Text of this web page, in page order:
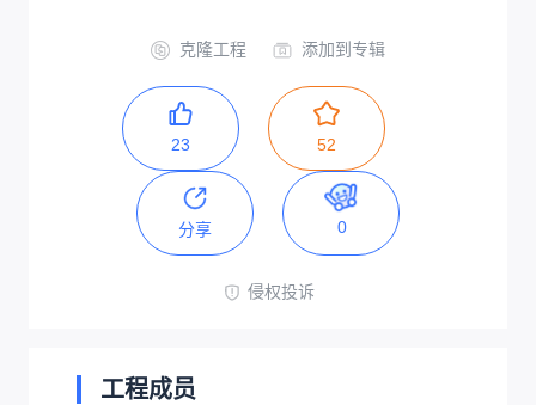
克隆工程 添加到专辑
23 52
分享 0
侵权投诉
工程成员